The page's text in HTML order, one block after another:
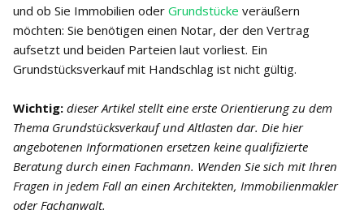
und ob Sie Immobilien oder Grundstücke veräußern
möchten: Sie benötigen einen Notar, der den Vertrag
aufsetzt und beiden Parteien laut vorliest. Ein
Grundstücksverkauf mit Handschlag ist nicht gültig.
Wichtig: dieser Artikel stellt eine erste Orientierung zu dem
Thema Grundstücksverkauf und Altlasten dar. Die hier
angebotenen Informationen ersetzen keine qualifizierte
Beratung durch einen Fachmann. Wenden Sie sich mit Ihren
Fragen in jedem Fall an einen Architekten, Immobilienmakler
oder Fachanwalt.